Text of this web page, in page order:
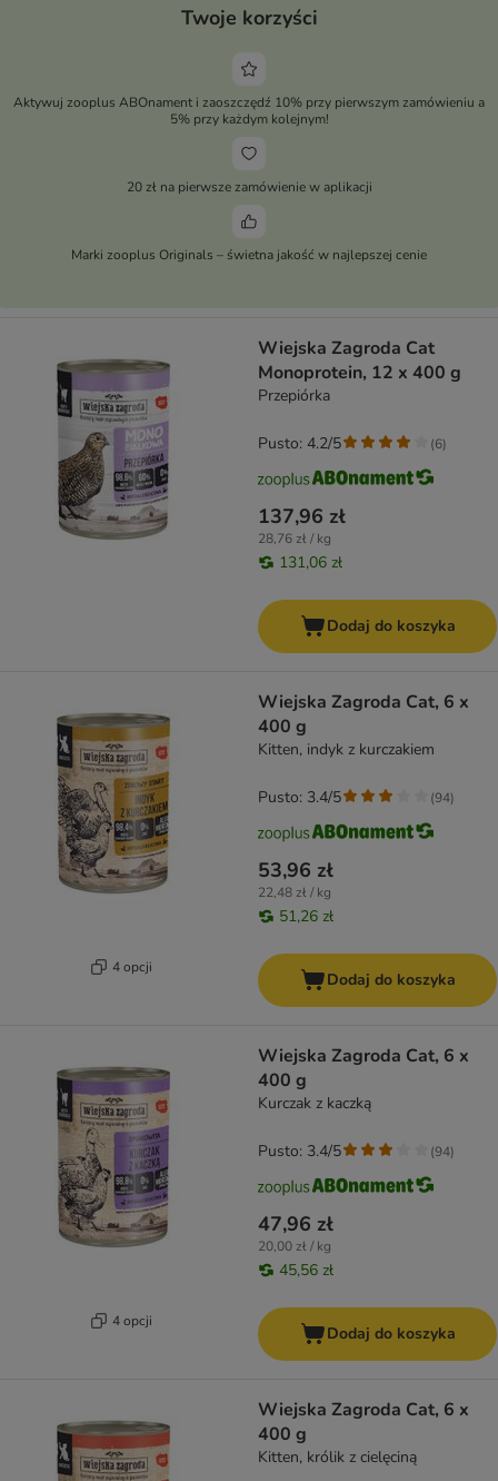
Twoje korzyści
Aktywuj zooplus ABOnament i zaoszczędź 10% przy pierwszym zamówieniu a
5% przy każdym kolejnym!
20 zł na pierwsze zamówienie w aplikacji
Marki zooplus Originals – świetna jakość w najlepszej cenie
Wiejska Zagroda Cat
Monoprotein, 12 x 400 g
Przepiórka
137,96 zł
28,76 zł / kg
131,06 zł
Pusto: 4.2/5 (6)
Dodaj do koszyka
4 opcji
Wiejska Zagroda Cat, 6 x
400 g
Kitten, indyk z kurczakiem
53,96 zł
22,48 zł / kg
51,26 zł
Pusto: 3.4/5 (94)
Dodaj do koszyka
4 opcji
Wiejska Zagroda Cat, 6 x
400 g
Kurczak z kaczką
47,96 zł
20,00 zł / kg
45,56 zł
Pusto: 3.4/5 (94)
Dodaj do koszyka
Wiejska Zagroda Cat, 6 x
400 g
Kitten, królik z cielęciną